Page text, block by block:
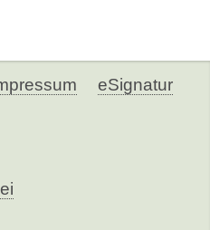
eSignatur